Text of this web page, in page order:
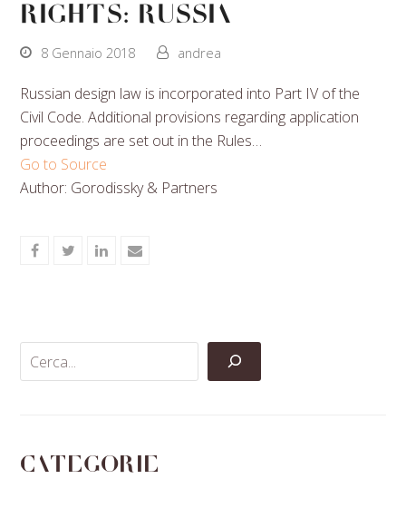
rights: Russia
8 Gennaio 2018 andrea
Russian design law is incorporated into Part IV of the
Civil Code. Additional provisions regarding application
proceedings are set out in the Rules…
Go to Source
Author: Gorodissky & Partners
ShareShareShareShare
Categorie